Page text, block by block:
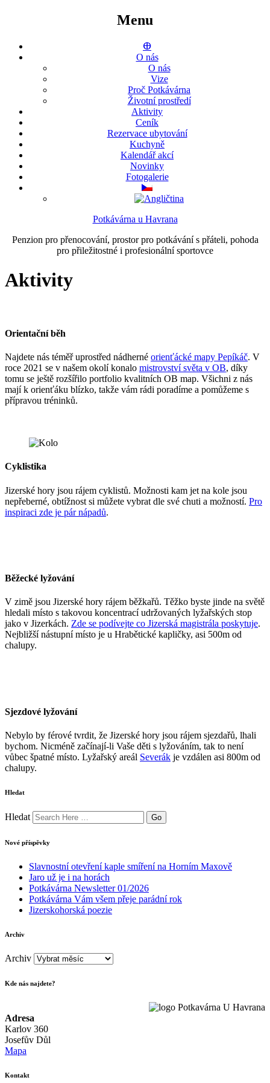
Menu
ⴲ
O nás
O nás
Vize
Proč Potkávárna
Životní prostředí
Aktivity
Ceník
Rezervace ubytování
Kuchyně
Kalendář akcí
Novinky
Fotogalerie
Potkávárna u Havrana
Penzion pro přenocování, prostor pro potkávání s přáteli, pohoda
pro přiležitostné i profesionální sportovce
Aktivity
Orientační běh
Najdete nás téměř uprostřed nádherné orienťácké mapy Pepíkáč. V
roce 2021 se v našem okolí konalo mistrovství světa v OB, díky
tomu se ještě rozšířilo portfolio kvalitních OB map. Všichni z nás
mají k orienťáku blízko, takže vám rádi poradíme a pomůžeme s
přípravou tréninků.
Cyklistika
Jizerské hory jsou rájem cyklistů. Možnosti kam jet na kole jsou
nepřeberné, obtížnost si můžete vybrat dle své chuti a možností. Pro
inspiraci zde je pár nápadů.
Běžecké lyžování
V zimě jsou Jizerské hory rájem běžkařů. Těžko byste jinde na světě
hledali místo s takovou koncentrací udržovaných lyžařských stop
jako v Jizerkách. Zde se podívejte co Jizerská magistrála poskytuje.
Nejbližší nástupní místo je u Hrabětické kapličky, asi 500m od
chalupy.
Sjezdové lyžování
Nebylo by férové tvrdit, že Jizerské hory jsou rájem sjezdařů, lhali
bychom. Nicméně začínají-li Vaše děti s lyžováním, tak to není
vůbec špatné místo. Lyžařský areál Severák je vzdálen asi 800m od
chalupy.
Hledat
Hledat
Nové příspěvky
Slavnostní otevření kaple smíření na Horním Maxově
Jaro už je i na horách
Potkávárna Newsletter 01/2026
Potkávárna Vám všem přeje parádní rok
Jizerskohorská poezie
Archiv
Archiv
Kde nás najdete?
Adresa
Karlov 360
Josefův Důl
Mapa
Kontakt